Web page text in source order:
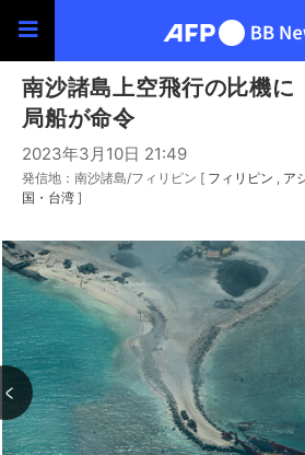
南沙諸島上空飛行の比機に
局船が命令
2023年3月10日 21:49
発信地：南沙諸島/フィリピン [ フィリピン ア
国・台湾 ]